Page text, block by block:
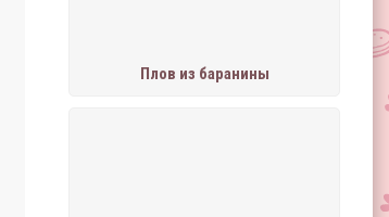
Плов из баранины